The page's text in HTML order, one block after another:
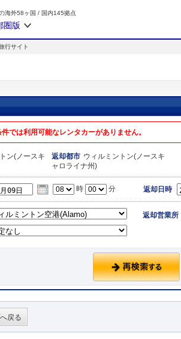
海外58ヶ国 / 国内145拠点
圏版
行サイト
では利用可能なレンタカーがありません。
ン(ノースキ
返却都市 ウィルミントン(ノースキ
ャロライナ州)
時 分 返却日時
返却営業所
戻る